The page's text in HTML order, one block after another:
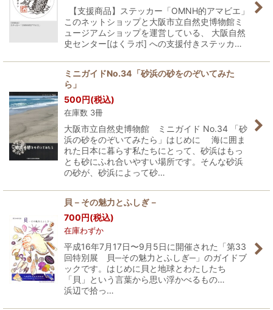
【支援商品】ステッカー「OMNH的アマビエ」
このネットショップと大阪市立自然史博物館ミ
ュージアムショップを運営している、 大阪自然
史センター[はくラボ] への支援付きステッカ…
ミニガイドNo.34「砂浜の砂をのぞいてみた
ら」
500円(税込)
在庫数 3冊
大阪市立自然史博物館 ミニガイド No.34 「砂
浜の砂をのぞいてみたら」はじめに 海に囲ま
れた日本に暮らす私たちにとって、砂浜はもっ
とも砂にふれ合いやすい場所です。そんな砂浜
の砂が、砂浜によって砂…
貝－その魅力とふしぎ－
700円(税込)
在庫わずか
平成16年7月17日〜9月5日に開催された「第33
回特別展 貝─その魅力とふしぎ─」のガイドブ
ックです。はじめに貝と地球とわたしたち
「貝」という言葉から思い浮かべるもの…
浜辺で拾っ…